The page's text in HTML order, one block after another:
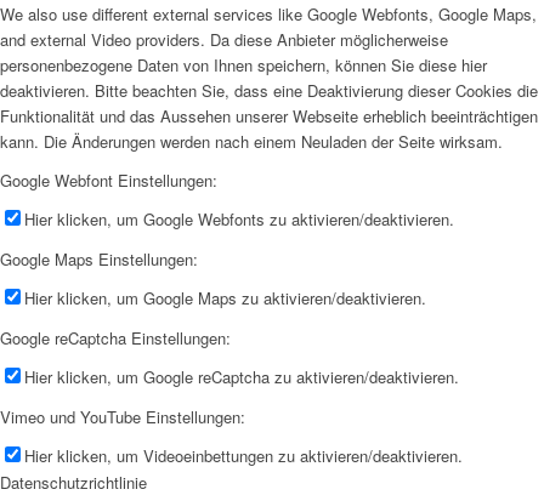
We also use different external services like Google Webfonts, Google Maps,
and external Video providers. Da diese Anbieter möglicherweise
personenbezogene Daten von Ihnen speichern, können Sie diese hier
deaktivieren. Bitte beachten Sie, dass eine Deaktivierung dieser Cookies die
Funktionalität und das Aussehen unserer Webseite erheblich beeinträchtigen
kann. Die Änderungen werden nach einem Neuladen der Seite wirksam.
Google Webfont Einstellungen:
Hier klicken, um Google Webfonts zu aktivieren/deaktivieren.
Google Maps Einstellungen:
Hier klicken, um Google Maps zu aktivieren/deaktivieren.
Google reCaptcha Einstellungen:
Hier klicken, um Google reCaptcha zu aktivieren/deaktivieren.
Vimeo und YouTube Einstellungen:
Hier klicken, um Videoeinbettungen zu aktivieren/deaktivieren.
Datenschutzrichtlinie